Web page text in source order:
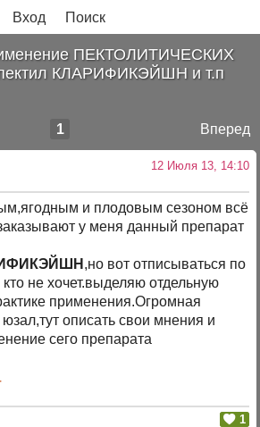
Вход Поиск
ПЕКТОЛИТИЧЕСКИХ
КЛАРИФИКЭЙШН и т.п
Вперед
1
12 Июля 13, 14:10
и плодовым сезоном всё
у меня данный препарат
,но вот отписываться по
не хочет.выделяю отдельную
применения.Огромная
юзал,тут описать свои мнения и
сего препарата
1